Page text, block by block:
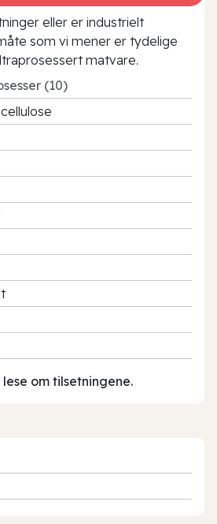
eller er industrielt
som vi mener er tydelige
matvare.
(10)
om tilsetningene.